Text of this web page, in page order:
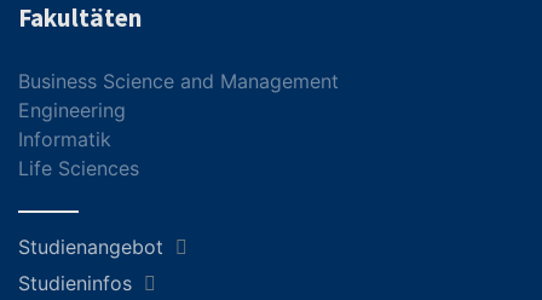
Fakultäten
Business Science and Management
Engineering
Informatik
Life Sciences
Studienangebot
Studieninfos